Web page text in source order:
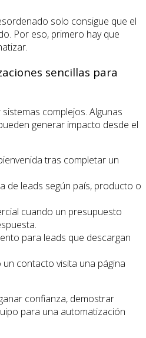
solo consigue que el
Por eso, primero hay que
sencillas para
complejos. Algunas
generar impacto desde el
tras completar un
de leads según país, producto o
cuando un presupuesto
para leads que descargan
contacto visita una página
confianza, demostrar
para una automatización